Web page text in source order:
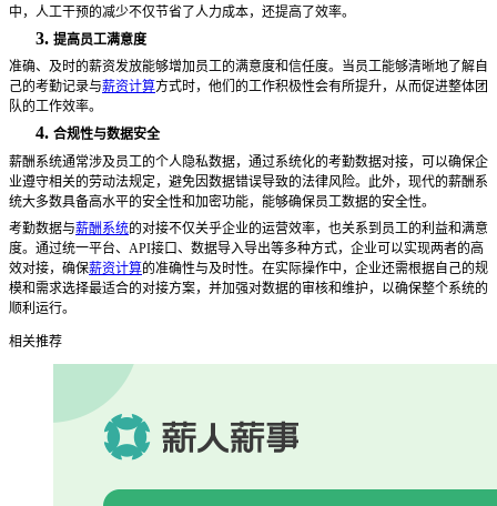
中，人工干预的减少不仅节省了人力成本，还提高了效率。
3. 提高员工满意度
准确、及时的薪资发放能够增加员工的满意度和信任度。当员工能够清晰地了解自
己的考勤记录与薪资计算方式时，他们的工作积极性会有所提升，从而促进整体团
队的工作效率。
4. 合规性与数据安全
薪酬系统通常涉及员工的个人隐私数据，通过系统化的考勤数据对接，可以确保企
业遵守相关的劳动法规定，避免因数据错误导致的法律风险。此外，现代的薪酬系
统大多数具备高水平的安全性和加密功能，能够确保员工数据的安全性。
考勤数据与薪酬系统的对接不仅关乎企业的运营效率，也关系到员工的利益和满意
度。通过统一平台、 API接口、数据导入导出等多种方式，企业可以实现两者的高
效对接，确保薪资计算的准确性与及时性。在实际操作中，企业还需根据自己的规
模和需求选择最适合的对接方案，并加强对数据的审核和维护，以确保整个系统的
顺利运行。
相关推荐